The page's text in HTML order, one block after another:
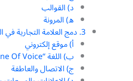
د) القوالب
ه) المرونة
3. دمج العلامة التجارية في السوق
أ) موقع إلكتروني
ب) اللغة “Tone Of Voice”
ج) الاتصال والعاطفة